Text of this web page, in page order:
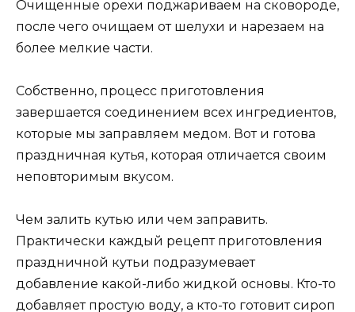
Очищенные орехи поджариваем на сковороде,
после чего очищаем от шелухи и нарезаем на
более мелкие части.
Собственно, процесс приготовления
завершается соединением всех ингредиентов,
которые мы заправляем медом. Вот и готова
праздничная кутья, которая отличается своим
неповторимым вкусом.
Чем залить кутью или чем заправить.
Практически каждый рецепт приготовления
праздничной кутьи подразумевает
добавление какой-либо жидкой основы. Кто-то
добавляет простую воду, а кто-то готовит сироп